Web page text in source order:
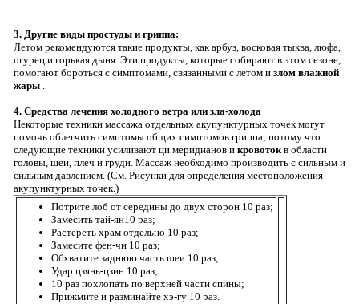
3. Другие виды простуды и гриппа:
Летом рекомендуются такие продукты, как арбуз, восковая тыква, люфа,
огурец и горькая дыня. Эти продукты, которые собирают в этом сезоне,
помогают бороться с симптомами, связанными с летом и злом влажной
жары .
4. Средства лечения холодного ветра или зла-холода
Некоторые техники массажа отдельных акупунктурных точек могут
помочь облегчить симптомы общих симптомов гриппа; потому что
следующие техники усиливают ци меридианов и кровотокв области
головы, шеи, плеч и груди. Массаж необходимо производить с сильным и
сильным давлением. (См. Рисунки для определения местоположения
акупунктурных точек.)
Потрите лоб от середины до двух сторон 10 раз;
Замесить тай-ян10 раз;
Растереть храм отдельно 10 раз;
Замесите фен-чи 10 раз;
Обхватите заднюю часть шеи 10 раз;
Удар цзянь-цзин 10 раз;
10 раз похлопать по верхней части спины;
Прижмите и разминайте хэ-гу 10 раз.